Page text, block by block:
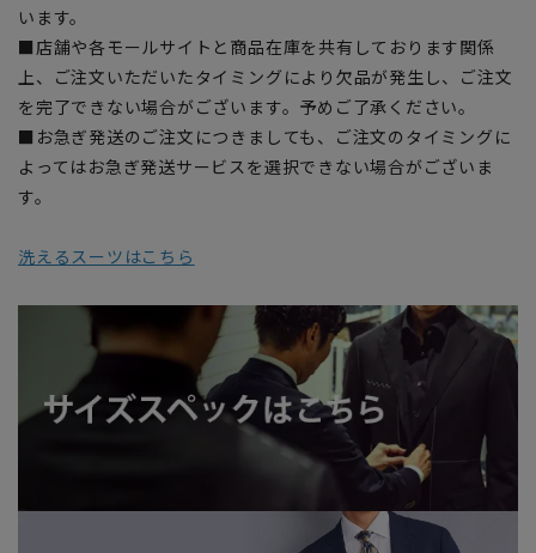
います。
■店舗や各モールサイトと商品在庫を共有しております関係
上、ご注文いただいたタイミングにより欠品が発生し、ご注文
を完了できない場合がございます。予めご了承ください。
■お急ぎ発送のご注文につきましても、ご注文のタイミングに
よってはお急ぎ発送サービスを選択できない場合がございま
す。
洗えるスーツはこちら